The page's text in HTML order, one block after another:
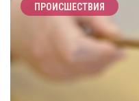
ПРОИСШЕСТВИЯ